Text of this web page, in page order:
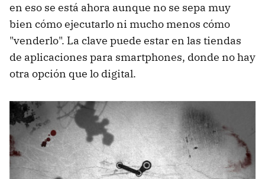
en eso se está ahora aunque no se sepa muy
bien cómo ejecutarlo ni mucho menos cómo
"venderlo". La clave puede estar en las tiendas
de aplicaciones para smartphones, donde no hay
otra opción que lo digital.